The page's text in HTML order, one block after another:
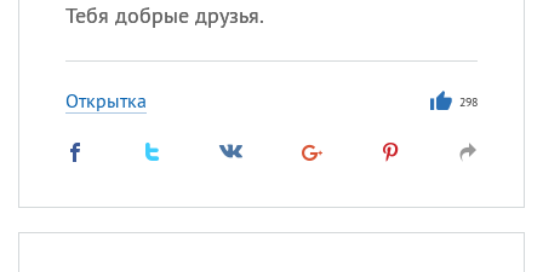
Тебя добрые друзья.
Открытка 298